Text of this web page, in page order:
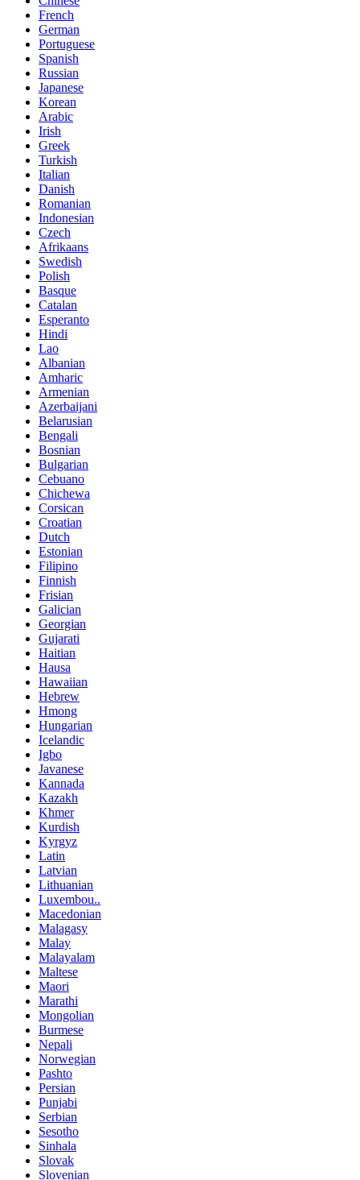
French
German
Portuguese
Spanish
Russian
Japanese
Korean
Arabic
Irish
Greek
Turkish
Italian
Danish
Romanian
Indonesian
Czech
Afrikaans
Swedish
Polish
Basque
Catalan
Esperanto
Hindi
Lao
Albanian
Amharic
Armenian
Azerbaijani
Belarusian
Bengali
Bosnian
Bulgarian
Cebuano
Chichewa
Corsican
Croatian
Dutch
Estonian
Filipino
Finnish
Frisian
Galician
Georgian
Gujarati
Haitian
Hausa
Hawaiian
Hebrew
Hmong
Hungarian
Icelandic
Igbo
Javanese
Kannada
Kazakh
Khmer
Kurdish
Kyrgyz
Latin
Latvian
Lithuanian
Luxembou..
Macedonian
Malagasy
Malay
Malayalam
Maltese
Maori
Marathi
Mongolian
Burmese
Nepali
Norwegian
Pashto
Persian
Punjabi
Serbian
Sesotho
Sinhala
Slovak
Slovenian